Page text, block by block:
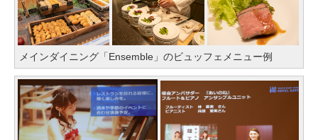
メインダイニング「Ensemble」のビュッフェメニュー例